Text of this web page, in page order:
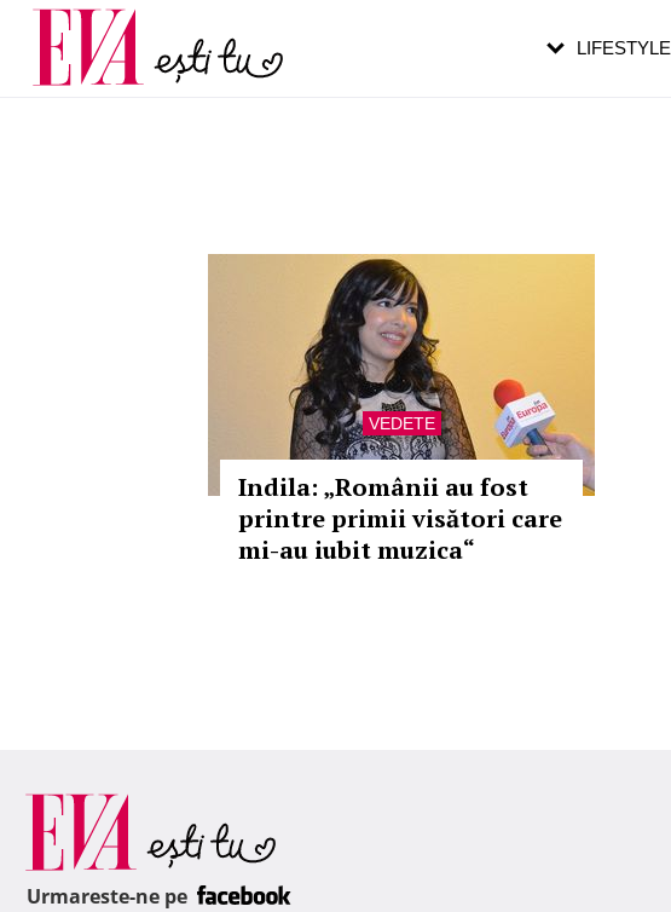
VEDETE
Indila: „Românii au fost
printre primii visători care
mi-au iubit muzica“
LIFESTYLE
Carieră
Actualitate
pe măsură ce înaintezi în vârstă
Urmareste-ne pe